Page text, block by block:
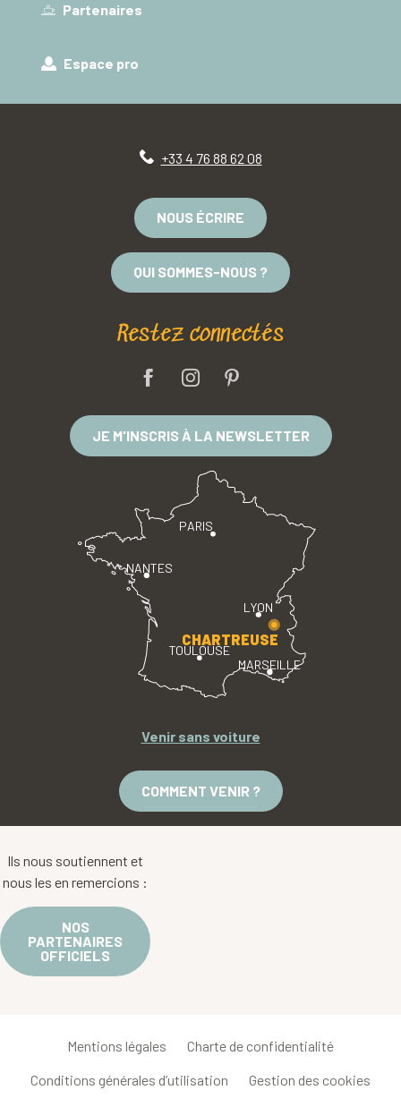
Partenaires
Espace pro
+33 4 76 88 62 08
NOUS ÉCRIRE
QUI SOMMES-NOUS ?
Restez connectés
JE M'INSCRIS À LA NEWSLETTER
PARIS
LYON
TOULOUSE
MARSEILLE
NANTES
CHARTREUSE
Venir sans voiture
COMMENT VENIR ?
Ils nous soutiennent et
nous les en remercions :
NOS
PARTENAIRES
OFFICIELS
Mentions légales Charte de confidentialité
Conditions générales d’utilisation Gestion des cookies